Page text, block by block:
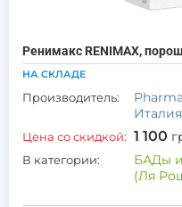
Ренимакс RENIMAX,
НА СКЛАДЕ
Производитель:
Италия
Цена со скидкой: 1 100
В категории: БАДы
(Ля